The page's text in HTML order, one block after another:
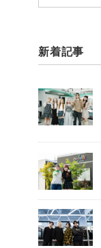
新着記事